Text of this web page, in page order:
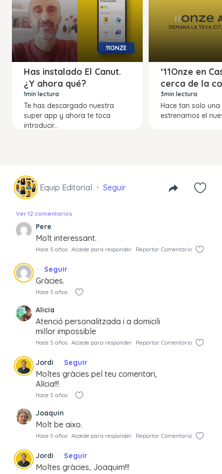
11ONZE
Has instalado El Canut.
¿Y ahora qué?
1min lectura
Te has descargado nuestra
super app y ahora te toca
introducir...
‘11Onze en
cerca de la
3min lectura
Hace tan solo
estrenamos el
Equip Editorial Seguir
Ver 12 comentarios
Pere
Molt interessant.
Hace 5 años Accede para responder Reportar Comentario
Seguir
Gràcies.
Hace 5 años
Alicia
Atenció personalitzada i a domicili
millor impossible
Hace 5 años Accede para responder Reportar Comentario
Jordi Seguir
Moltes gràcies pel teu comentari,
Alícia!!!
Hace 5 años
Joaquin
Molt be aixo.
Hace 5 años Accede para responder Reportar Comentario
Jordi Seguir
Moltes gràcies, Joaquim!!!